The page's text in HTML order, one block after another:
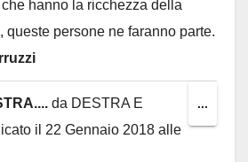
hanno la ricchezza della
queste persone ne faranno parte.
da DESTRA E
il 22 Gennaio 2018 alle
...
this